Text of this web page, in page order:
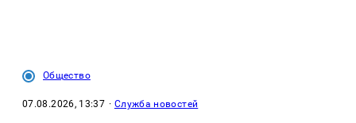
Общество
07.08.2026, 13:37 · Служба новостей